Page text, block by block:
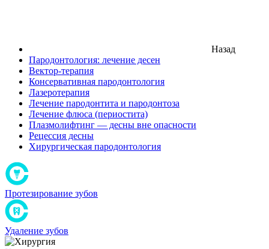
Назад
Пародонтология: лечение десен
Вектор-терапия
Консервативная пародонтология
Лазеротерапия
Лечение пародонтита и пародонтоза
Лечение флюса (периостита)
Плазмолифтинг — десны вне опасности
Рецессия десны
Хирургическая пародонтология
Протезирование зубов
Удаление зубов